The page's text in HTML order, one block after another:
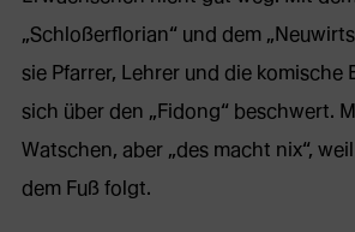
„Schloßerflorian“ und dem
sie Pfarrer, Lehrer und die komische
sich über den „Fidong“ beschwert.
Watschen, aber „des macht nix“, weil
dem Fuß folgt.